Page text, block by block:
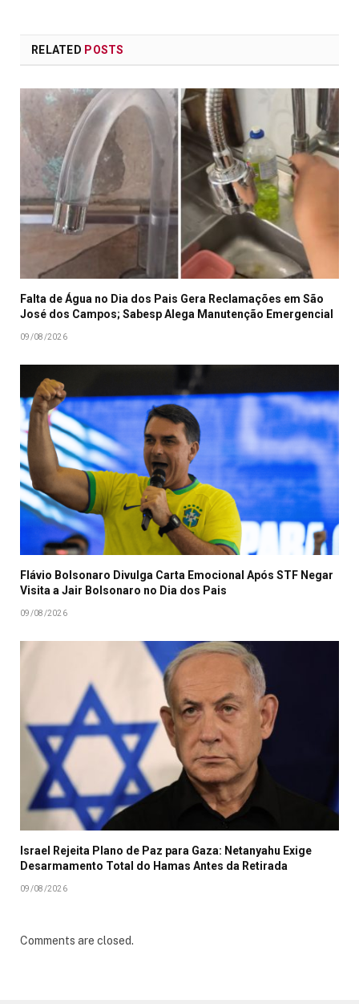
RELATED POSTS
Falta de Água no Dia dos Pais Gera Reclamações em São
José dos Campos; Sabesp Alega Manutenção Emergencial
09/08/2026
Flávio Bolsonaro Divulga Carta Emocional Após STF Negar
Visita a Jair Bolsonaro no Dia dos Pais
09/08/2026
Israel Rejeita Plano de Paz para Gaza: Netanyahu Exige
Desarmamento Total do Hamas Antes da Retirada
09/08/2026
Comments are closed.